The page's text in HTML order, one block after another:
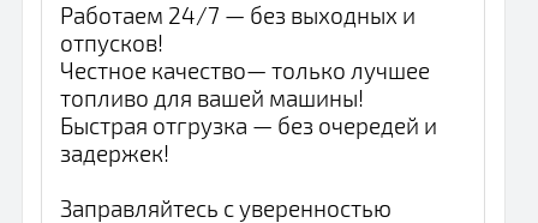
Работаем 24/7 — без выходных и
отпусков!
Честное качество— только лучшее
топливо для вашей машины!
Быстрая отгрузка — без очередей и
задержек!
Заправляйтесь с уверенностью